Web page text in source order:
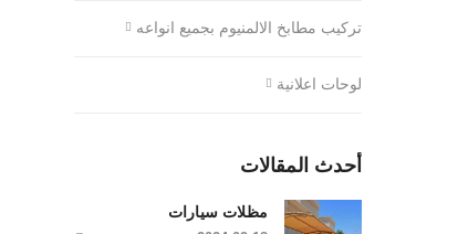
تركيب مطابخ الالمنيوم بجميع انواعه
لوحات اعلانية
أحدث المقالات
مظلات سيارات